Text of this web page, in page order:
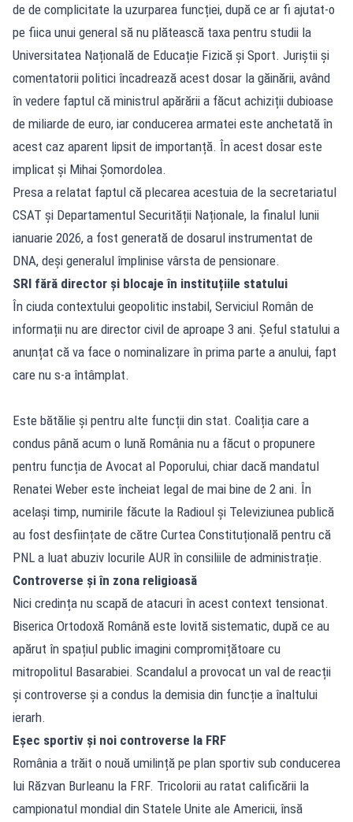
de de complicitate la uzurparea funcției, după ce ar fi ajutat-o
pe fiica unui general să nu plătească taxa pentru studii la
Universitatea Națională de Educație Fizică și Sport. Juriștii și
comentatorii politici încadrează acest dosar la găinării, având
în vedere faptul că ministrul apărării a făcut achiziții dubioase
de miliarde de euro, iar conducerea armatei este anchetată în
acest caz aparent lipsit de importanță. În acest dosar este
implicat și Mihai Șomordolea.
Presa a relatat faptul că plecarea acestuia de la secretariatul
CSAT și Departamentul Securității Naționale, la finalul lunii
ianuarie 2026, a fost generată de dosarul instrumentat de
DNA, deși generalul împlinise vârsta de pensionare.
SRI fără director și blocaje în instituțiile statului
În ciuda contextului geopolitic instabil, Serviciul Român de
informații nu are director civil de aproape 3 ani. Șeful statului a
anunțat că va face o nominalizare în prima parte a anului, fapt
care nu s-a întâmplat.
Este bătălie și pentru alte funcții din stat. Coaliția care a
condus până acum o lună România nu a făcut o propunere
pentru funcția de Avocat al Poporului, chiar dacă mandatul
Renatei Weber este încheiat legal de mai bine de 2 ani. În
același timp, numirile făcute la Radioul și Televiziunea publică
au fost desființate de către Curtea Constituțională pentru că
PNL a luat abuziv locurile AUR în consiliile de administrație.
Controverse și în zona religioasă
Nici credința nu scapă de atacuri în acest context tensionat.
Biserica Ortodoxă Română este lovită sistematic, după ce au
apărut în spațiul public imagini compromițătoare cu
mitropolitul Basarabiei. Scandalul a provocat un val de reacții
și controverse și a condus la demisia din funcție a înaltului
ierarh.
Eșec sportiv și noi controverse la FRF
România a trăit o nouă umilință pe plan sportiv sub conducerea
lui Răzvan Burleanu la FRF. Tricolorii au ratat calificării la
campionatul mondial din Statele Unite ale Americii, însă